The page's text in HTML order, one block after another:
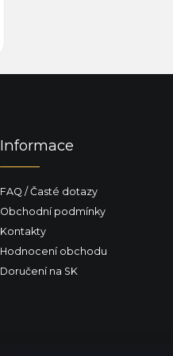
Informace
FAQ / Časté dotazy
Obchodní podmínky
Kontakty
Hodnocení obchodu
Doručení na SK